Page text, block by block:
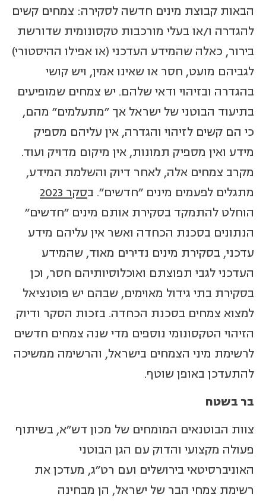
הבאות קבוצת מינים חדשה לסקירה: צמחים קשים
להגדרה ו/או בעלי מורכבות טקסונומית שדורשת
בירור, כאלה שהמידע העדכני (או אפילו ההיסטורי)
לגביהם מועט, חסר או שאינו אמין, ויש קושי
בהגדרה ובזיהוי ודאי שלהם. יש צמחים שמופיעים
בתיעוד הבוטני של ישראל אך "מתעלמים" מהם,
כי הם קשים לזיהוי והגדרה, אין עליהם מספיק
מידע ואין מספיק תמונות, אין מיקום מדויק ועוד.
מקרב צמחים אלה, לאחר דיוק והשלמת המידע,
מתגלים לפעמים מינים "חדשים". בסקר 2023
הוחלט להתמקד בסקירת אותם מינים "חדשים"
הנתונים בסכנת הכחדה ואשר אין עליהם מידע
עדכני, בסקירת מינים נדירים מאוד, שהמידע
העדכני לגבי תפוצתם ואוכלוסיותיהם חסר, וכן
בסקירת בתי גידול מאוימים, שבהם יש פוטנציאל
למצוא צמחים בסכנת הכחדה. בזכות הסקר ודיוק
הזיהוי הטקסונומי נוספים מדי שנה צמחים חדשים
לרשימת מיני הצמחים בישראל, והרשימה ממשיכה
להתעדכן באופן שוטף.
בר בשטח
צוות הבוטנאים המומחים של מכון דש"א, בשיתוף
פעולה מקצועי והדוק עם הגן הבוטני
האוניברסיטאי בירושלים ועם רט"ג, מעדכן את
רשימת צמחי הבר של ישראל, הן מבחינה